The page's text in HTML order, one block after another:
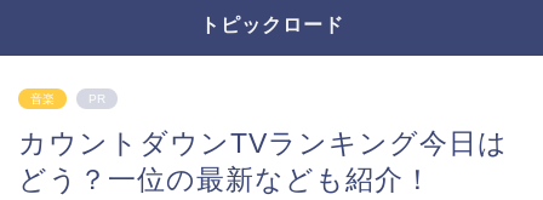
トピックロード
音楽 PR
カウントダウンTVランキング今日は
どう？一位の最新なども紹介！